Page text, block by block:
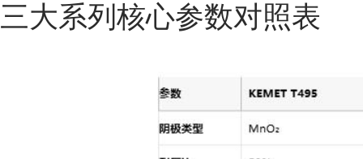
三大系列核心参数对照表